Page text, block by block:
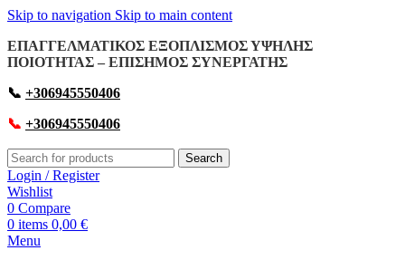
Skip to navigation Skip to main content
ΕΠΑΓΓΕΛΜΑΤΙΚΟΣ ΕΞΟΠΛΙΣΜΟΣ ΥΨΗΛΗΣ
ΠΟΙΟΤΗΤΑΣ – ΕΠΙΣΗΜΟΣ ΣΥΝΕΡΓΑΤΗΣ
📞 +306945550406
📞 +306945550406
Search
Login / Register
Wishlist
0 Compare
0 items 0,00 €
Menu